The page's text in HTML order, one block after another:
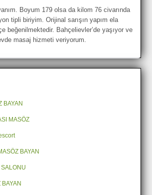
Boyum 179 olsa da kilom 76 civarında
tipli biriyim. Orijinal sarışın yapım ela
beğenilmektedir. Bahçelievler’de yaşıyor ve
masaj hizmeti veriyorum.
BAYAN
MASÖZ
BAYAN
SALONU
BAYAN